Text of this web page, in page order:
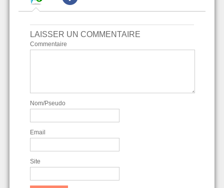
LAISSER UN COMMENTAIRE
Commentaire
Nom/Pseudo
Email
Site